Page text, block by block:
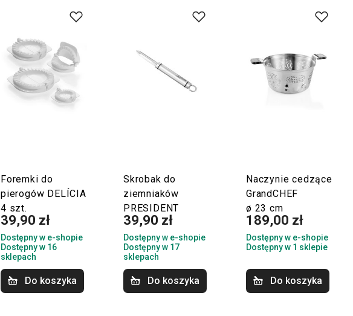
Foremki do
pierogów DELÍCIA
4 szt.
39,90 zł
Dostępny w e-shopie
Dostępny w 16
sklepach
Do koszyka
Skrobak do
ziemniaków
PRESIDENT
39,90 zł
Dostępny w e-shopie
Dostępny w 17
sklepach
Do koszyka
Naczynie cedzące
GrandCHEF
ø 23 cm
189,00 zł
Dostępny w e-shopie
Dostępny w 1 sklepie
Do koszyka